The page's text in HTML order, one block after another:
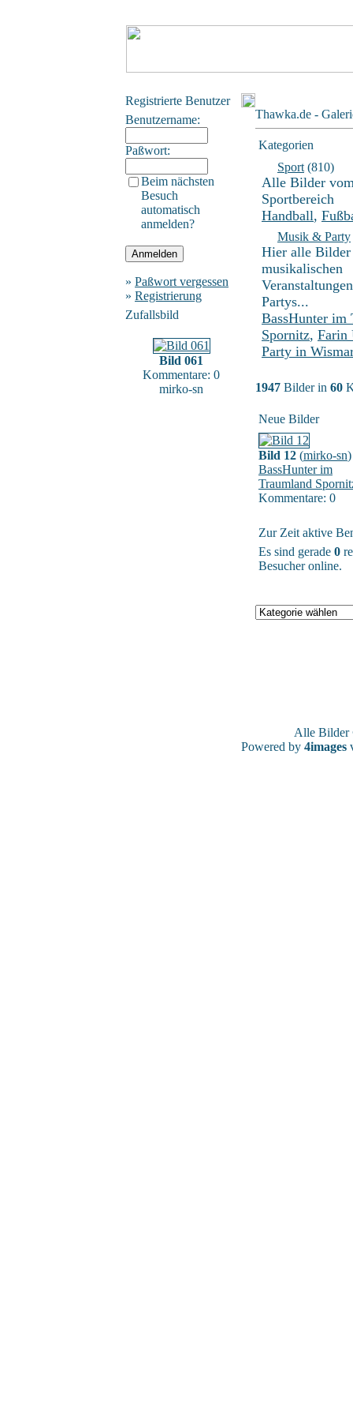
Registrierte Benutzer
Benutzername:
Paßwort:
Beim nächsten
Besuch
automatisch
anmelden?
» Paßwort vergessen
» Registrierung
Zufallsbild
Bild 061
Kommentare: 0
mirko-sn
Thawka.de -
Kategorien
Sport (810)
Alle Bilder
Sportbereich
Handball,
Musik & Party
Hier alle
musikalischen
Partys...
BassHunter im
Spornitz, Farin
Party in
1947 Bilder in 60
Neue Bilder
Bild 12 (mirko-sn)
BassHunter im
Traumland
Kommentare: 0
Zur Zeit aktive
Es sind gerade 0
Besucher online.
Alle
Powered by 4images